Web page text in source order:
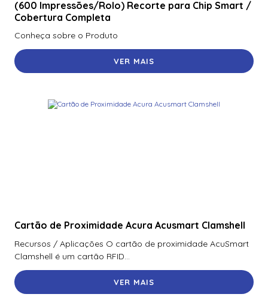
(600 Impressões/Rolo) Recorte para Chip Smart /
Cobertura Completa
Conheça sobre o Produto
VER MAIS
Cartão de Proximidade Acura Acusmart Clamshell
Recursos / Aplicações O cartão de proximidade AcuSmart
Clamshell é um cartão RFID...
VER MAIS